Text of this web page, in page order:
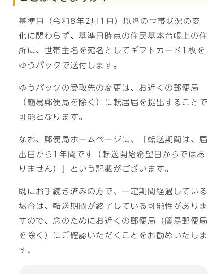
基準日（令和8年2月1日）以降の世帯状況の変
化に関わらず、基準日時点の住民基本台帳上の住
所に、世帯主名を宛名としてギフトカード1枚を
ゆうパックで送付します。
ゆうパックの受取先の変更は、お近くの郵便局
（簡易郵便局を除く）に転居届を提出することで
可能となります。
なお、郵便局ホームページに、「転送期間は、届
出日から1年間です（転送開始希望日からではあ
りません）」という記載がございます。
既にお手続き済みの方で、一定期間経過している
場合は、転送期間が終了している可能性がありま
すので、念のためにお近くの郵便局（簡易郵便局
を除く）にご確認いただくことをお勧めいたしま
す。